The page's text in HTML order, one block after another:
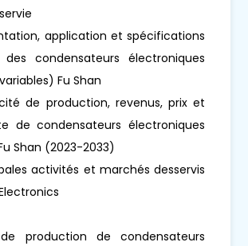
application et spécifications
condensateurs électroniques
Fu Shan
de production, revenus, prix et
de condensateurs électroniques
Shan (2023-2033)
activités et marchés desservis
de production de condensateurs